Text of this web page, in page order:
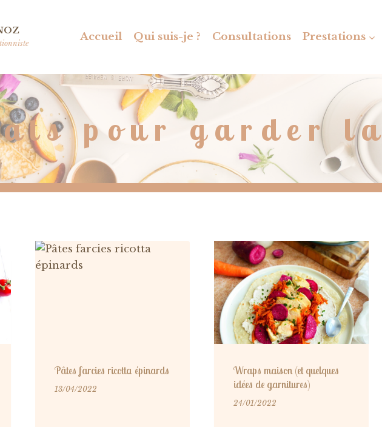
Accueil Qui suis-je ? Consultations Prestations
pour garder
Pâtes farcies ricotta épinards
13/04/2022
Wraps maison (et quelques
idées de garnitures)
24/01/2022